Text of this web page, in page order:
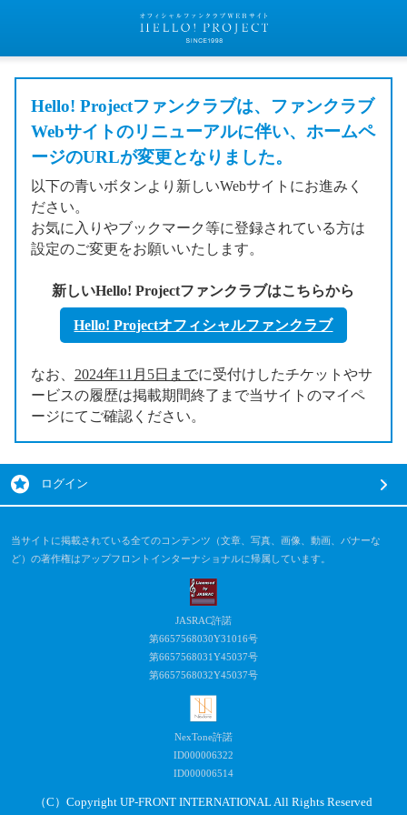
Hello! Projectファンクラブは、ファンクラブ
Webサイトのリニューアルに伴い、ホームペ
ージのURLが変更となりました。
以下の青いボタンより新しいWebサイトにお進みく
ださい。
お気に入りやブックマーク等に登録されている方は
設定のご変更をお願いいたします。
新しいHello! Projectファンクラブはこちらから
Hello! Projectオフィシャルファンクラブ
なお、 2024年11月5日までに受付けしたチケットやサ
ービスの履歴は掲載期間終了まで当サイトのマイペ
ージにてご確認ください。
ログイン
当サイトに掲載されている全てのコンテンツ（文章、写真、画像、動画、バナーな
ど）の著作権はアップフロントインターナショナルに帰属しています。
JASRAC許諾
第6657568030Y31016号
第6657568031Y45037号
第6657568032Y45037号
NexTone許諾
ID000006322
ID000006514
（C）Copyright UP-FRONT INTERNATIONAL All Rights Reserved